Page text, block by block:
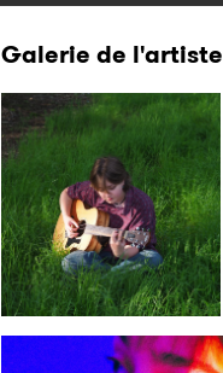
Galerie de l'artiste